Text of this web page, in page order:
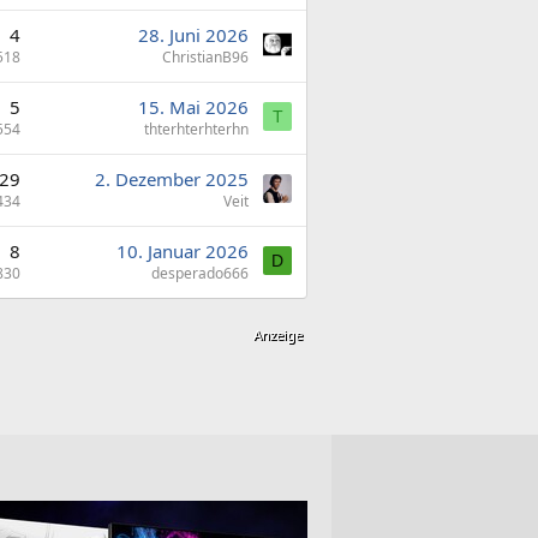
4 28. Juni 2026
ChristianB96
5 15. Mai 2026
thterhterhterhn
T
29 2. Dezember 2025
Veit
8 10. Januar 2026
desperado666
D